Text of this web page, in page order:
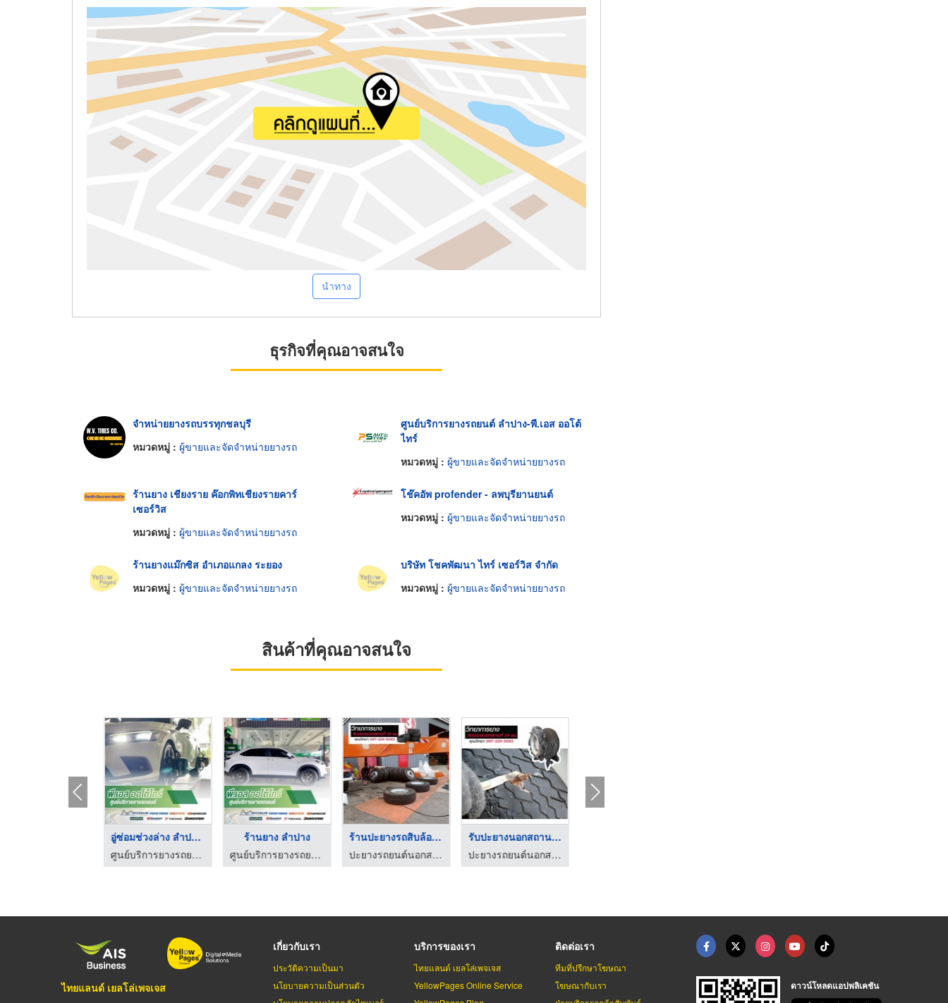
นำทาง
ธุรกิจที่คุณอาจสนใจ
จำหน่ายยางรถบรรทุกชลบุรี
หมวดหมู่ : ผู้ขายและจัดจำหน่ายยางรถ
ศูนย์บริการยางรถยนต์ ลำปาง-พี.เอส ออโต้
ไทร์
หมวดหมู่ : ผู้ขายและจัดจำหน่ายยางรถ
ร้านยาง เชียงราย ค๊อกพิทเชียงรายคาร์
เซอร์วิส
หมวดหมู่ : ผู้ขายและจัดจำหน่ายยางรถ
โช๊คอัพ profender - ลพบุรียานยนต์
หมวดหมู่ : ผู้ขายและจัดจำหน่ายยางรถ
ร้านยางแม๊กซิส อำเภอแกลง ระยอง
หมวดหมู่ : ผู้ขายและจัดจำหน่ายยางรถ
บริษัท โชคพัฒนา ไทร์ เซอร์วิส จำกัด
หมวดหมู่ : ผู้ขายและจัดจำหน่ายยางรถ
สินค้าที่คุณอาจสนใจ
อู่ซ่อมช่วงล่าง ลำปา ...
ศูนย์บริการยางรถยนต์ ลำปาง-พี.เอส ออโต้ไทร์
ร้านยาง ลำปาง
ศูนย์บริการยางรถยนต์ ลำปาง-พี.เอส ออโต้ไทร์
ร้านปะยางรถสิบล้อ วิ ...
ปะยางรถยนต์นอกสถานที่ 24 ชม. ปทุมธานี
รับปะยางนอกสถานที่ 2 ...
ปะยางรถยนต์นอกสถานที่ 24 ชม. ปทุมธานี
ศรีราชากิจการยาง
ไทยแลนด์ เยลโล่เพจเจส
เกี่ยวกับเรา
ประวัติความเป็นมา
นโยบายความเป็นส่วนตัว
บริการของเรา
ไทยแลนด์ เยลโล่เพจเจส
YellowPages Online Service
ติดต่อเรา
ทีมที่ปรึกษาโฆษณา
โฆษณากับเรา
ดาวน์โหลดแอปพลิเคชัน